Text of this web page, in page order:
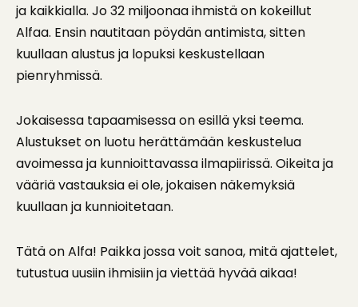
ja kaikkialla. Jo 32 miljoonaa ihmistä on kokeillut
Alfaa. Ensin nautitaan pöydän antimista, sitten
kuullaan alustus ja lopuksi keskustellaan
pienryhmissä.
Jokaisessa tapaamisessa on esillä yksi teema.
Alustukset on luotu herättämään keskustelua
avoimessa ja kunnioittavassa ilmapiirissä. Oikeita ja
vääriä vastauksia ei ole, jokaisen näkemyksiä
kuullaan ja kunnioitetaan.
Tätä on Alfa! Paikka jossa voit sanoa, mitä ajattelet,
tutustua uusiin ihmisiin ja viettää hyvää aikaa!